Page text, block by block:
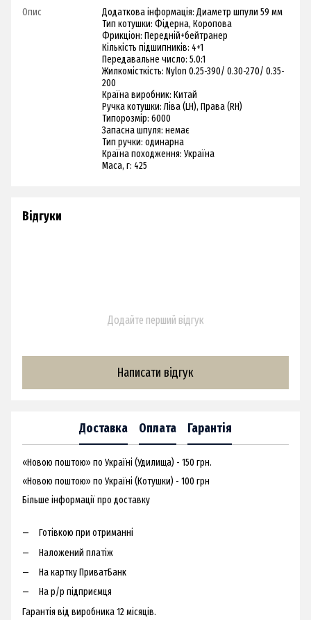
Опис
Додаткова інформація: Диаметр шпули 59 мм
Тип котушки: Фідерна, Коропова
Фрикціон: Передній+бейтранер
Кількість підшипників: 4+1
Передавальне число: 5.0:1
Жилкомісткість: Nylon 0.25-390/ 0.30-270/ 0.35-
200
Країна виробник: Китай
Ручка котушки: Ліва (LH), Права (RH)
Типорозмір: 6000
Запасна шпуля: немає
Тип ручки: одинарна
Країна походження: Україна
Маса, г: 425
Відгуки
Додайте перший відгук
Написати відгук
Доставка Оплата Гарантія
«Новою поштою» по Україні (Удилища) - 150 грн.
«Новою поштою» по Україні (Котушки) - 100 грн
Більше інформації про доставку
Готівкою при отриманні
Наложений платіж
На картку ПриватБанк
На р/р підприємця
Гарантія від виробника 12 місяців.